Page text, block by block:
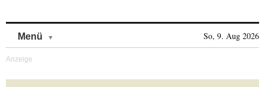
Menü So, 9. Aug 2026